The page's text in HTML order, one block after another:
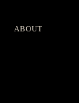
ABOUT